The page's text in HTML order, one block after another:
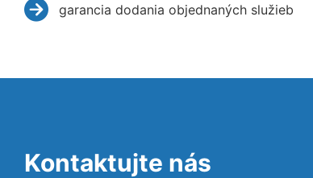
garancia dodania objednaných služieb
Kontaktujte nás